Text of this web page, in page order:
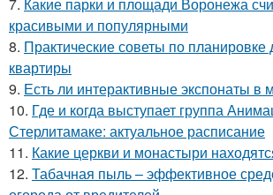
красивыми и популярными
8. Практические советы по планировке
квартиры
9. Есть ли интерактивные экспонаты в
10. Где и когда выступает группа
Стерлитамаке: актуальное расписание
11. Какие церкви и монастыри
12. Табачная пыль – эффективное